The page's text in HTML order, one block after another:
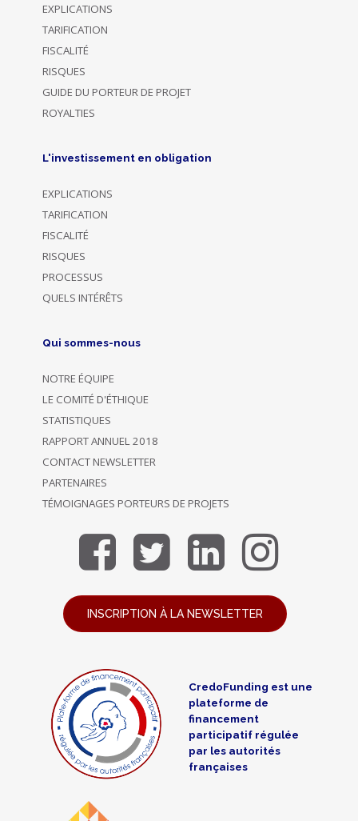
EXPLICATIONS
TARIFICATION
FISCALITÉ
RISQUES
GUIDE DU PORTEUR DE PROJET
ROYALTIES
L'investissement en obligation
EXPLICATIONS
TARIFICATION
FISCALITÉ
RISQUES
PROCESSUS
QUELS INTÉRÊTS
Qui sommes-nous
NOTRE ÉQUIPE
LE COMITÉ D'ÉTHIQUE
STATISTIQUES
RAPPORT ANNUEL 2018
CONTACT NEWSLETTER
PARTENAIRES
TÉMOIGNAGES PORTEURS DE PROJETS
INSCRIPTION À LA NEWSLETTER
CredoFunding est une
plateforme de
financement
participatif régulée
par les autorités
françaises